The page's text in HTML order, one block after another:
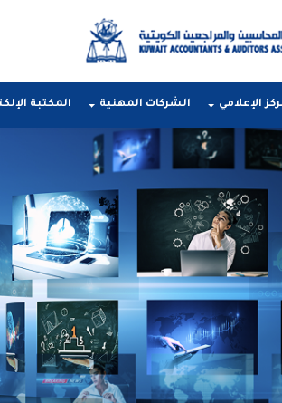
الإعلامي الشركات المهنية المكتبة